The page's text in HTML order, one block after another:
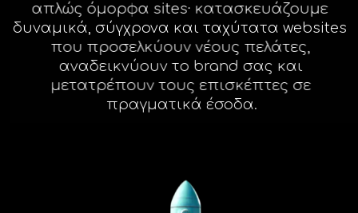
απλώς όμορφα sites· κατασκευάζουμε
δυναμικά, σύγχρονα και ταχύτατα websites
που προσελκύουν νέους πελάτες,
αναδεικνύουν το brand σας και
μετατρέπουν τους επισκέπτες σε
πραγματικά έσοδα.
Facebook
Instagram